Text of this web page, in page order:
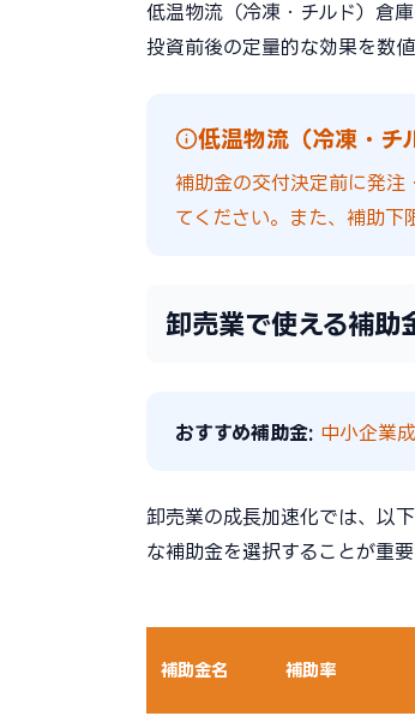
低温物流（冷凍・チルド）倉
投資前後の定量的な効果を数
低温物流（冷凍・チ
補助金の交付決定前に発注
てください。また、補助下
卸売業で使える補助
おすすめ補助金: 中小企業
卸売業の成長加速化では、以
な補助金を選択することが重要
補助金名 補助率